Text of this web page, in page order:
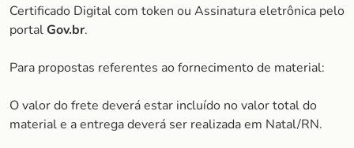
Certificado Digital com token ou Assinatura eletrônica pelo
portalGov.br.
Para propostas referentes ao fornecimento de material:
O valor do frete deverá estar incluído no valor total do
material e a entrega deverá ser realizada em Natal/RN.